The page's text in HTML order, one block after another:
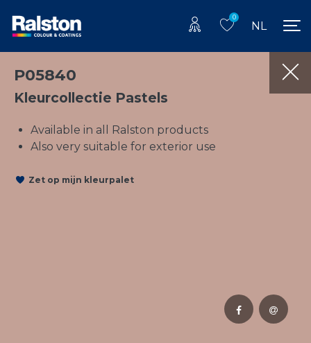
0
NL
P05840
Kleurcollectie Pastels
Available in all Ralston products
Also very suitable for exterior use
Zet op mijn kleurpalet